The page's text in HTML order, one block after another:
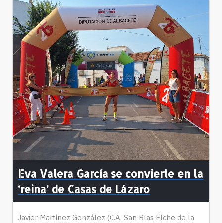
Eva Valera García se convierte en la
‘reina’ de Casas de Lázaro
Javier Martínez González (C.A. San Blas Elche de la